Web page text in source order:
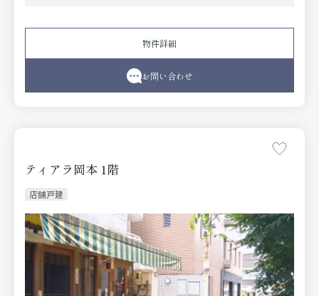
物件詳細
お問い合わせ
ティアラ岡本 1階
店舗戸建